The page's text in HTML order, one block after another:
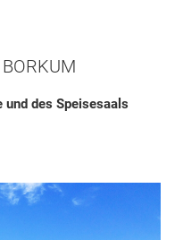
und des Speisesaals